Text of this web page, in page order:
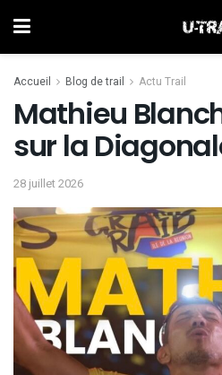
Accueil Blog de trail Actu Trail
Mathieu
sur la
28 juillet 2026